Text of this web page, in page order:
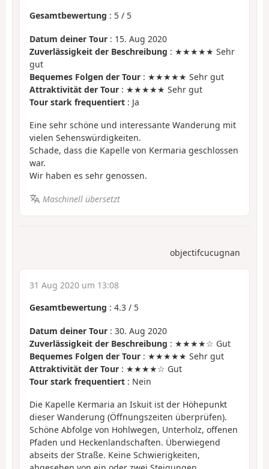
Gesamtbewertung : 5 / 5
Datum deiner Tour : 15. Aug 2020
Zuverlässigkeit der Beschreibung : ★★★★★ Sehr
gut
Bequemes Folgen der Tour : ★★★★★ Sehr gut
Attraktivität der Tour : ★★★★★ Sehr gut
Tour stark frequentiert : Ja
Eine sehr schöne und interessante Wanderung mit
vielen Sehenswürdigkeiten.
Schade, dass die Kapelle von Kermaria geschlossen
war.
Wir haben es sehr genossen.
Maschinell übersetzt
objectifcucugnan
31 Aug 2020 um 13:08
Gesamtbewertung : 4.3 / 5
Datum deiner Tour : 30. Aug 2020
Zuverlässigkeit der Beschreibung : ★★★★☆ Gut
Bequemes Folgen der Tour : ★★★★★ Sehr gut
Attraktivität der Tour : ★★★★☆ Gut
Tour stark frequentiert : Nein
Die Kapelle Kermaria an Iskuit ist der Höhepunkt
dieser Wanderung (Öffnungszeiten überprüfen).
Schöne Abfolge von Hohlwegen, Unterholz, offenen
Pfaden und Heckenlandschaften. Überwiegend
abseits der Straße. Keine Schwierigkeiten,